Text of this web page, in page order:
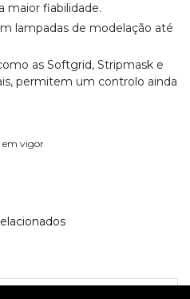
maior fiabilidade.
lampadas de modelação até
as Softgrid, Stripmask e
permitem um controlo ainda
em vigor